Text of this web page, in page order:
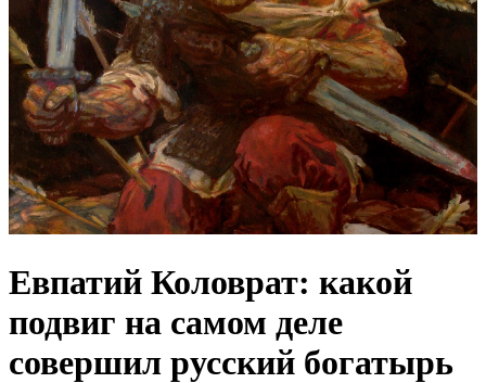
Евпатий Коловрат: какой
подвиг на самом деле
совершил русский богатырь